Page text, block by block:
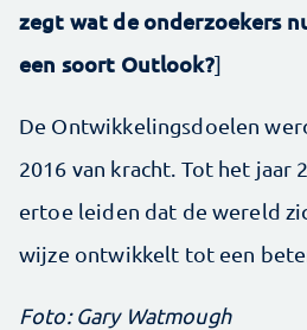
zegt wat de onderzoekers
een soort Outlook?]
De Ontwikkelingsdoelen
2016 van kracht. Tot het jaar
ertoe leiden dat de wereld
wijze ontwikkelt tot een
Foto: Gary Watmough